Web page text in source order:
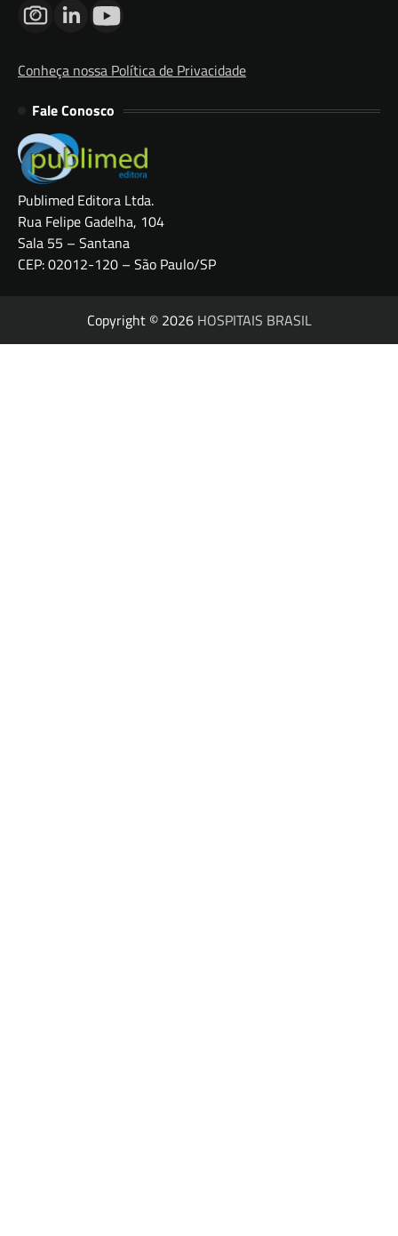
Conheça nossa Política de Privacidade
Fale Conosco
Publimed Editora Ltda.
Rua Felipe Gadelha, 104
Sala 55 – Santana
CEP: 02012-120 – São Paulo/SP
Copyright © 2026 HOSPITAIS BRASIL